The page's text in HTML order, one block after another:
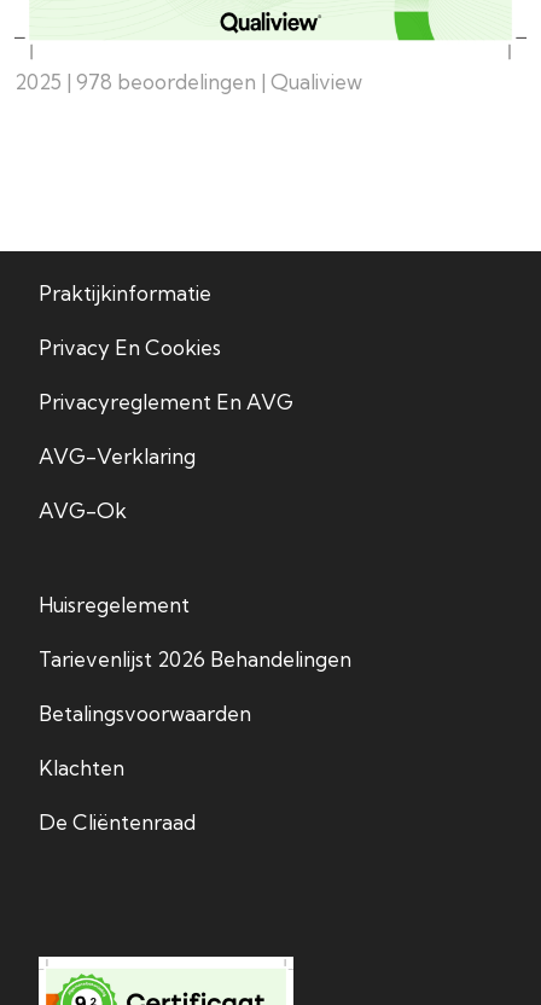
2025 | 978 beoordelingen | Qualiview
Praktijkinformatie
Privacy En Cookies
Privacyreglement En AVG
AVG-Verklaring
AVG-Ok
Huisregelement
Tarievenlijst 2026 Behandelingen
Betalingsvoorwaarden
Klachten
De Cliëntenraad